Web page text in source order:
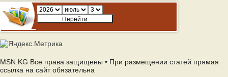
MSN.KG Все права защищены • При размещении статей прямая
ссылка на сайт обязательна